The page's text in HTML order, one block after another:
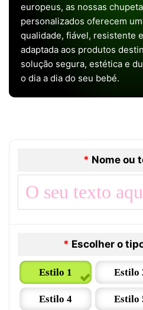
europeus, as nossas
personalizados oferecem
qualidade, fiável, resistente
adaptada aos produtos
solução segura, estética e
o dia a dia do seu bebé.
* Nome ou
* Escolher o
Estilo 1 Estilo
Estilo 4 Estilo